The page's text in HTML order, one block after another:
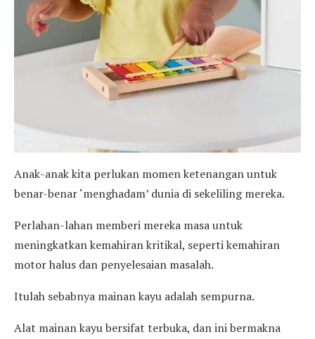
Anak-anak kita perlukan momen ketenangan untuk
benar-benar ‘menghadam’ dunia di sekeliling mereka.
Perlahan-lahan memberi mereka masa untuk
meningkatkan kemahiran kritikal, seperti kemahiran
motor halus dan penyelesaian masalah.
Itulah sebabnya mainan kayu adalah sempurna.
Alat mainan kayu bersifat terbuka, dan ini bermakna